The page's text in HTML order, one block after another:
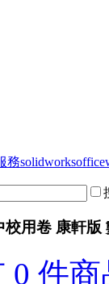
務solidworksoffice
校用卷 康軒
0 件